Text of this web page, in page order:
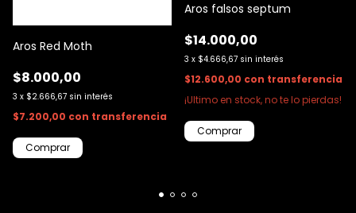
Aros Red Moth
$8.000,00
3 x $2.666,67 sin interés
$7.200,00 con transferencia
Aros falsos septum
$14.000,00
3 x $4.666,67 sin interés
$12.600,00 con transferencia
¡Ultimo en stock, no te lo pierdas!